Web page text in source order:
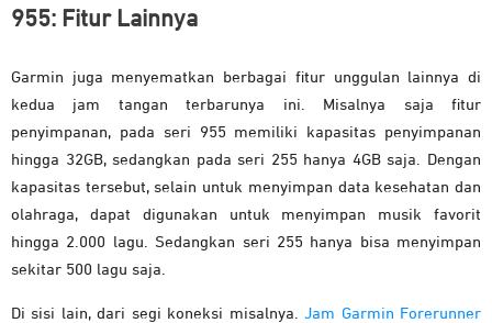
955: Fitur Lainnya
Garmin juga menyematkan berbagai fitur unggulan lainnya di
kedua jam tangan terbarunya ini. Misalnya saja fitur
penyimpanan, pada seri 955 memiliki kapasitas penyimpanan
hingga 32GB, sedangkan pada seri 255 hanya 4GB saja. Dengan
kapasitas tersebut, selain untuk menyimpan data kesehatan dan
olahraga, dapat digunakan untuk menyimpan musik favorit
hingga 2.000 lagu. Sedangkan seri 255 hanya bisa menyimpan
sekitar 500 lagu saja.
Di sisi lain, dari segi koneksi misalnya.Jam Garmin Forerunner